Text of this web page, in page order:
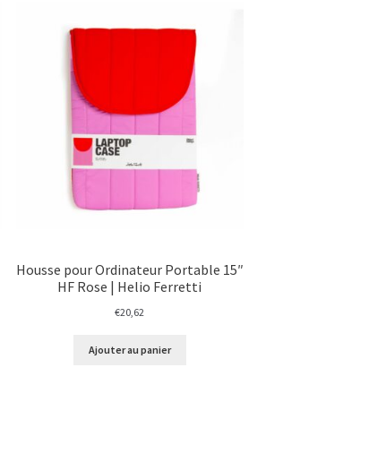
Housse pour Ordinateur Portable 15″
HF Rose | Helio Ferretti
€20,62
Ajouter au panier